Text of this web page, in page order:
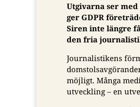
Utgivarna ser
ger GDPR
Siren inte längre
den fria
Journalistikens
möjligt. Många
utveckling – en